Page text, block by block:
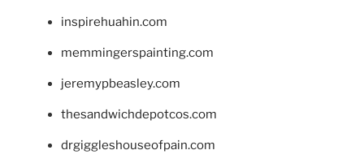
inspirehuahin.com
memmingerspainting.com
jeremypbeasley.com
thesandwichdepotcos.com
drgiggleshouseofpain.com